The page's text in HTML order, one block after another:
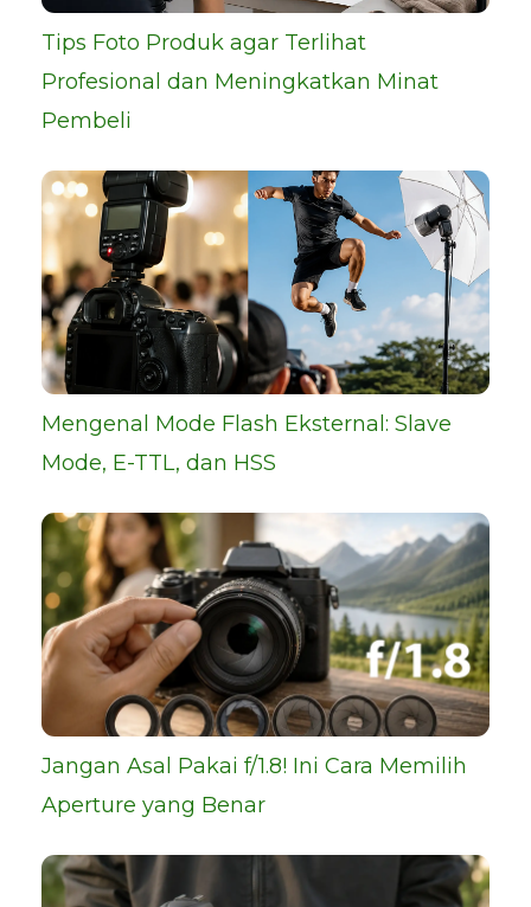
Tips Foto Produk agar Terlihat
Profesional dan Meningkatkan Minat
Pembeli
Mengenal Mode Flash Eksternal: Slave
Mode, E-TTL, dan HSS
Jangan Asal Pakai f/1.8! Ini Cara Memilih
Aperture yang Benar